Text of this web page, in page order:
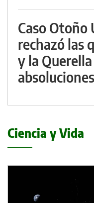
Caso Otoño
rechazó las
y la
absoluciones
Ciencia y Vida